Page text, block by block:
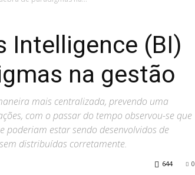
Intelligence (BI)
na gestão
mais centralizada, prevendo uma
com o passar do tempo observou-se que
poderiam estar sendo desenvolvidos de
distribuídas corretamente.
0
644